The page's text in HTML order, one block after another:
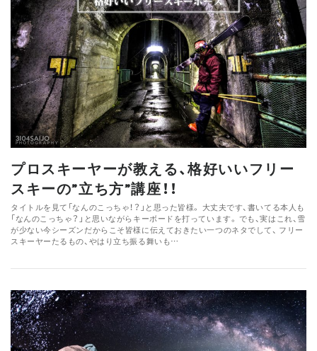
プロスキーヤーが教える、格好いいフリー
スキーの”立ち方”講座！！
タイトルを見て「なんのこっちゃ！？」と思った皆様。 大丈夫です、書いてる本人も
「なんのこっちゃ？」と思いながらキーボードを打っています。 でも、実はこれ、雪
が少ない今シーズンだからこそ皆様に伝えておきたい一つのネタでして、 フリー
スキーヤーたるもの、やはり立ち振る舞いも…